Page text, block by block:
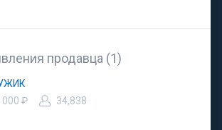
продавца (1)
000 ₽
34,838